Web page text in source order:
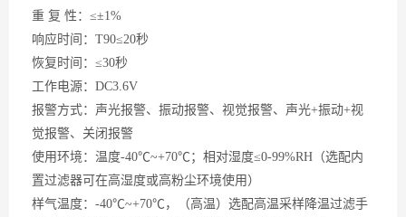
重 复 性：≤±1%
响应时间： T90≤20秒
恢复时间： ≤30秒
工作电源： DC3.6V
报警方式：声光报警、振动报警、视觉报警、声光+振动+视
觉报警、关闭报警
使用环境：温度-40℃~+70℃；相对湿度≤0-99%RH（选配内
置过滤器可在高湿度或高粉尘环境使用）
样气温度： -40℃~+70℃， （高温） 选配高温采样降温过滤手